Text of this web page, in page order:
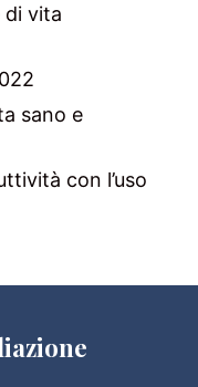
di vita
sano e
con l’uso